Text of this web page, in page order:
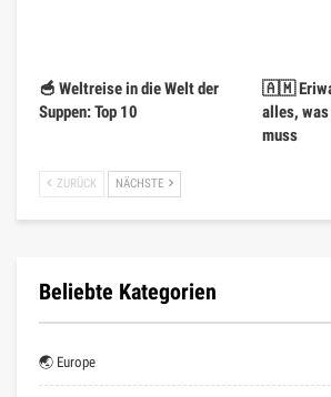
🥣 Weltreise in die Welt der
Suppen: Top 10
🇦🇲
alles,
muss
ZURÜCK NÄCHSTE
Beliebte Kategorien
🌏 Europe